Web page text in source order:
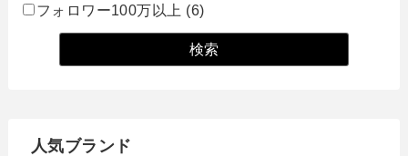
フォロワー100万以上 (6)
人気ブランド